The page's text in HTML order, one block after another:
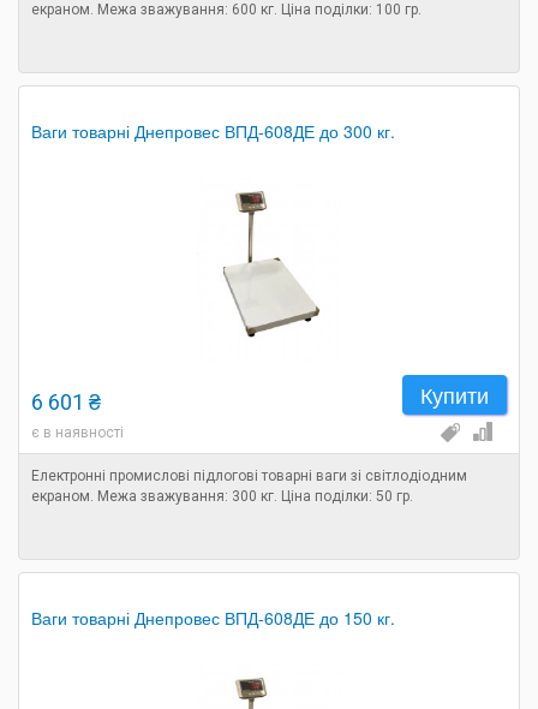
екраном. Межа зважування: 600 кг. Ціна поділки: 100 гр.
Ваги товарні Днепровес ВПД-608ДЕ до 300 кг.
Купити
6 601 ₴
є в наявності
Електронні промислові підлогові товарні ваги зі світлодіодним
екраном. Межа зважування: 300 кг. Ціна поділки: 50 гр.
Ваги товарні Днепровес ВПД-608ДЕ до 150 кг.